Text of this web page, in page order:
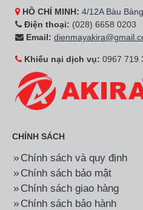
HỒ CHÍ MINH: 4/12A Bàu
Điện thoại: (028) 6658 0203
Email:
Khiếu nại dịch vụ: 0967 719
CHÍNH SÁCH
Chính sách và quy định
Chính sách bảo mật
Chính sách giao hàng
Chính sách bảo hành